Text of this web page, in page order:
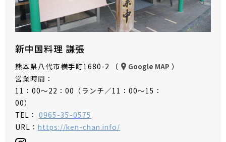
新中国料理 謙張
熊本県八代市横手町1680-2 （ Google MAP ）
営業時間：
11：00～22：00（ランチ／11：00～15：
00）
TEL： 0965-35-0575
URL： https://ken-chan.info/